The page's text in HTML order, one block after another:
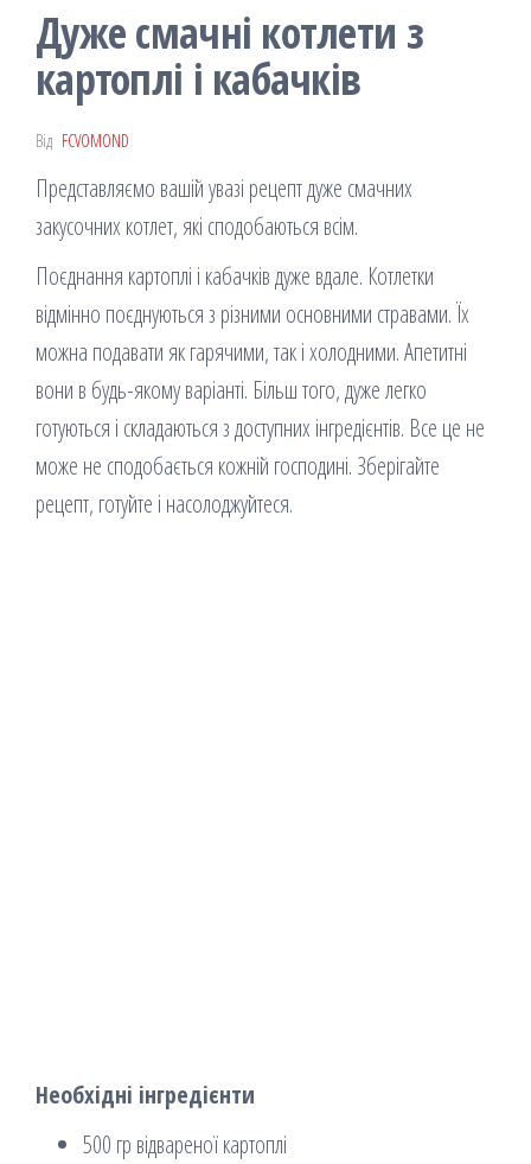
Дуже смачні котлети з
картоплі і кабачків
Від FCVOMOND
Представляємо вашій увазі рецепт дуже смачних
закусочних котлет, які сподобаються всім.
Поєднання картоплі і кабачків дуже вдале. Котлетки
відмінно поєднуються з різними основними стравами. Їх
можна подавати як гарячими, так і холодними. Апетитні
вони в будь-якому варіанті. Більш того, дуже легко
готуються і складаються з доступних інгредієнтів. Все це не
може не сподобається кожній господині. Зберігайте
рецепт, готуйте і насолоджуйтеся.
Необхідні інгредієнти
500 гр відвареної картоплі